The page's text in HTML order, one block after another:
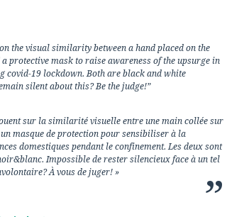
the visual similarity between a hand placed on the
protective mask to raise awareness of the upsurge in
covid-19 lockdown. Both are black and white
silent about this? Be the judge!”
sur la similarité visuelle entre une main collée sur
masque de protection pour sensibiliser à la
domestiques pendant le confinement. Les deux sont
Impossible de rester silencieux face à un tel
À vous de juger! »